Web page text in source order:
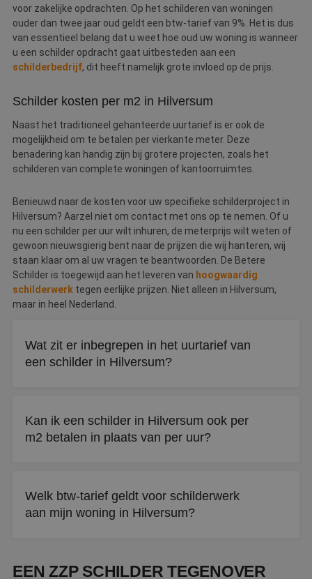
voor zakelijke opdrachten. Op het schilderen van woningen
ouder dan twee jaar oud geldt een btw-tarief van 9%. Het is dus
van essentieel belang dat u weet hoe oud uw woning is wanneer
u een schilder opdracht gaat uitbesteden aan een
schilderbedrijf, dit heeft namelijk grote invloed op de prijs.
Schilder kosten per m2 in Hilversum
Naast het traditioneel gehanteerde uurtarief is er ook de
mogelijkheid om te betalen per vierkante meter. Deze
benadering kan handig zijn bij grotere projecten, zoals het
schilderen van complete woningen of kantoorruimtes.
Benieuwd naar de kosten voor uw specifieke schilderproject in
Hilversum? Aarzel niet om contact met ons op te nemen. Of u
nu een schilder per uur wilt inhuren, de meterprijs wilt weten of
gewoon nieuwsgierig bent naar de prijzen die wij hanteren, wij
staan klaar om al uw vragen te beantwoorden. De Betere
Schilder is toegewijd aan het leveren van hoogwaardig
schilderwerk tegen eerlijke prijzen. Niet alleen in Hilversum,
maar in heel Nederland.
Wat zit er inbegrepen in het uurtarief van
een schilder in Hilversum?
opruimen van de werkplek na afloop.
Kan ik een schilder in Hilversum ook per
m2 betalen in plaats van per uur?
naar beide opties om te vergelijken.
Welk btw-tarief geldt voor schilderwerk
aan mijn woning in Hilversum?
EEN ZZP SCHILDER TEGENOVER